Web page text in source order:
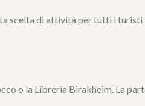
scelta di attività per tutti i turisti
o la Libreria Birakheim. La